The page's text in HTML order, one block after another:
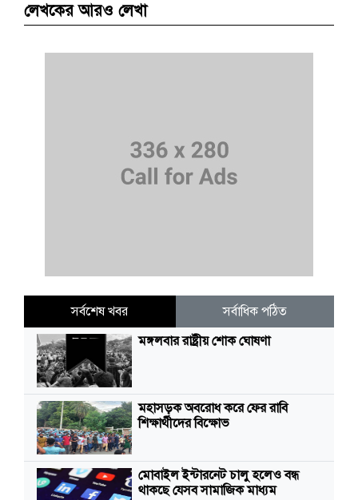
লেখকের আরও লেখা
সর্বশেষ খবর
সর্বাধিক পঠিত
মঙ্গলবার রাষ্ট্রীয় শোক ঘোষণা
মহাসড়ক অবরোধ করে ফের রাবি
শিক্ষার্থীদের বিক্ষোভ
মোবাইল ইন্টারনেট চালু হলেও বন্ধ
থাকছে যেসব সামাজিক মাধ্যম